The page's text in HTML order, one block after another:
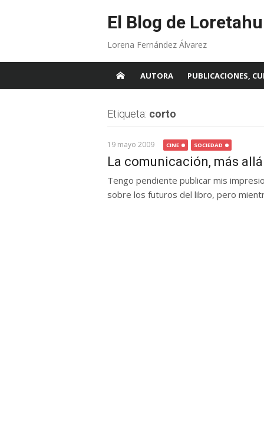
El Blog de
Lorena Fernández Álvarez
AUTORA PUBLICACIONES,
Etiqueta: corto
19 mayo 2009 CINE SOCIEDAD
La comunicación, más
Tengo pendiente publicar mis
sobre los futuros del libro, pero